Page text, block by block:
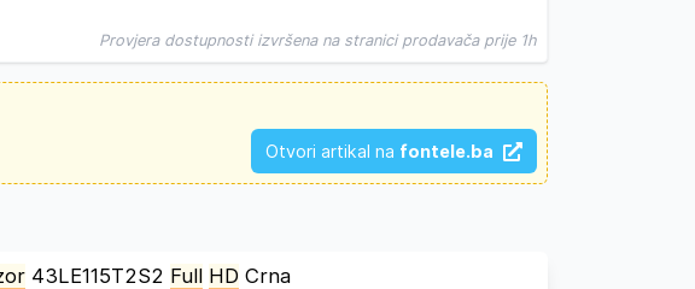
Provjera dostupnosti izvršena na stranici prodavača prije 1h
Otvori artikal na fontele.ba
43LE115T2S2 Full HD Crna